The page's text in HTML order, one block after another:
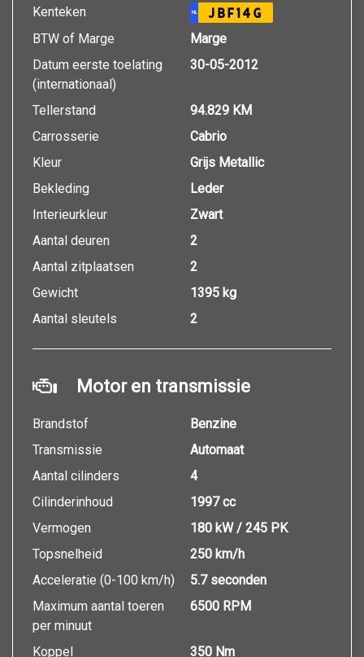
Kenteken NL JBF14G
BTW of Marge
Marge
Datum eerste toelating
(internationaal)
30-05-2012
Tellerstand
94.829 KM
Carrosserie
Cabrio
Kleur
Grijs Metallic
Bekleding
Leder
Interieurkleur
Zwart
Aantal deuren
2
Aantal zitplaatsen
2
Gewicht
1395 kg
Aantal sleutels
2
Motor en transmissie
Brandstof
Benzine
Transmissie
Automaat
Aantal cilinders
4
Cilinderinhoud
1997 cc
Vermogen
180 kW / 245 PK
Topsnelheid
250 km/h
Acceleratie (0-100 km/h)
5.7 seconden
Maximum aantal toeren
per minuut
6500 RPM
Koppel 350 Nm